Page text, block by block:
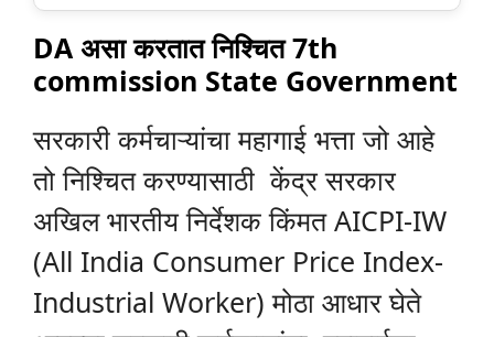
DA असा करतात निश्चित 7th
commission State Government
सरकारी कर्मचाऱ्यांचा महागाई भत्ता जो आहे
तो निश्चित करण्यासाठी केंद्र सरकार
अखिल भारतीय निर्देशक किंमत AICPI-IW
(All India Consumer Price Index-
Industrial Worker) मोठा आधार घेते